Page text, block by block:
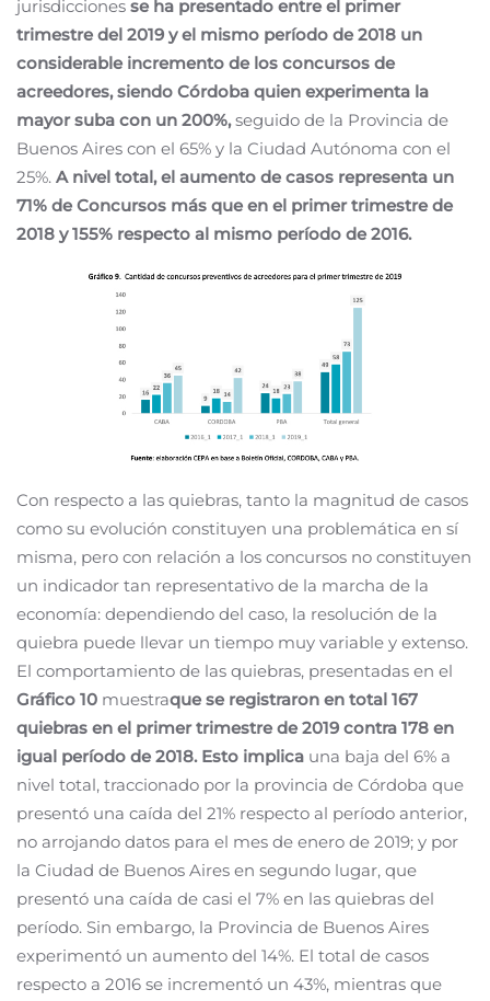
jurisdicciones se ha presentado entre el primer
trimestre del 2019 y el mismo período de 2018 un
considerable incremento de los concursos de
acreedores, siendo Córdoba quien experimenta la
mayor suba con un 200%,seguido de la Provincia de
Buenos Aires con el 65% y la Ciudad Autónoma con el
25%. A nivel total, el aumento de casos representa un
71% de Concursos más que en el primer trimestre de
2018 y 155% respecto al mismo período de 2016.
Con respecto a las quiebras, tanto la magnitud de casos
como su evolución constituyen una problemática en sí
misma, pero con relación a los concursos no constituyen
un indicador tan representativo de la marcha de la
economía: dependiendo del caso, la resolución de la
quiebra puede llevar un tiempo muy variable y extenso.
El comportamiento de las quiebras, presentadas en el
Gráfico 10 muestraque se registraron en total 167
quiebras en el primer trimestre de 2019 contra 178 en
igual período de 2018. Esto implica una baja del 6% a
nivel total, traccionado por la provincia de Córdoba que
presentó una caída del 21% respecto al período anterior,
no arrojando datos para el mes de enero de 2019; y por
la Ciudad de Buenos Aires en segundo lugar, que
presentó una caída de casi el 7% en las quiebras del
período. Sin embargo, la Provincia de Buenos Aires
experimentó un aumento del 14%. El total de casos
respecto a 2016 se incrementó un 43%, mientras que